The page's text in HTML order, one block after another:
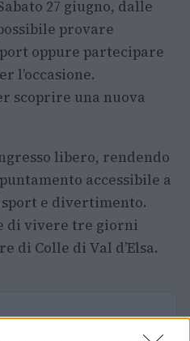
27 giugno, dalle
provare
oppure partecipare
l’occasione.
scoprire una nuova
libero, rendendo
accessibile a
e divertimento.
di vivere tre giorni
di Colle di Val d’Elsa.